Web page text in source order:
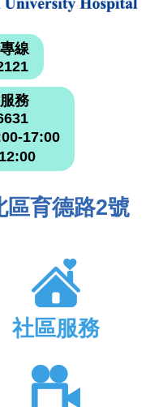
線
務
17:00
區育德路2號
社區服務